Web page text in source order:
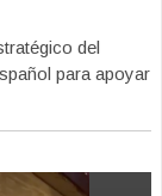
del
para apoyar